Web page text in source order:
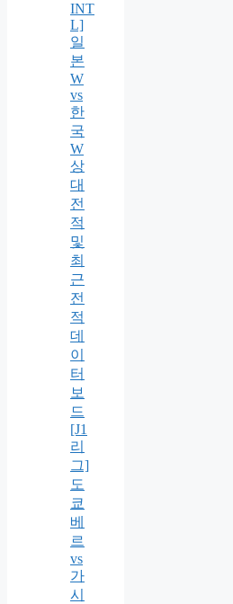
INT
L]
일
본
W
vs
한
국
W
상
대
전
적
및
최
근
전
적
데
이
터
보
드
[J1
리
그]
도
쿄
베
르
vs
가
시